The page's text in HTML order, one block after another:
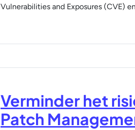
Vulnerabilities and Exposures (CVE)
Verminder het
Patch